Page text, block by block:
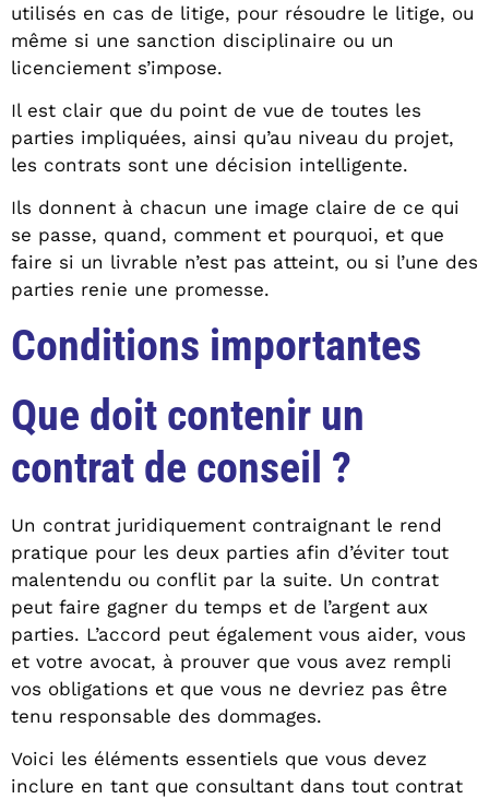
utilisés en cas de litige, pour résoudre le litige, ou
même si une sanction disciplinaire ou un
licenciement s’impose.
Il est clair que du point de vue de toutes les
parties impliquées, ainsi qu’au niveau du projet,
les contrats sont une décision intelligente.
Ils donnent à chacun une image claire de ce qui
se passe, quand, comment et pourquoi, et que
faire si un livrable n’est pas atteint, ou si l’une des
parties renie une promesse.
Conditions importantes
Que doit contenir un
contrat de conseil ?
Un contrat juridiquement contraignant le rend
pratique pour les deux parties afin d’éviter tout
malentendu ou conflit par la suite. Un contrat
peut faire gagner du temps et de l’argent aux
parties. L’accord peut également vous aider, vous
et votre avocat, à prouver que vous avez rempli
vos obligations et que vous ne devriez pas être
tenu responsable des dommages.
Voici les éléments essentiels que vous devez
inclure en tant que consultant dans tout contrat